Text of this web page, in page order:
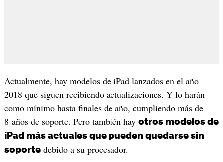
Actualmente, hay modelos de iPad lanzados en el año
2018 que siguen recibiendo actualizaciones. Y lo harán
como mínimo hasta finales de año, cumpliendo más de
8 años de soporte. Pero también hay otros modelos de
iPad más actuales que pueden quedarse sin
soportedebido a su procesador.